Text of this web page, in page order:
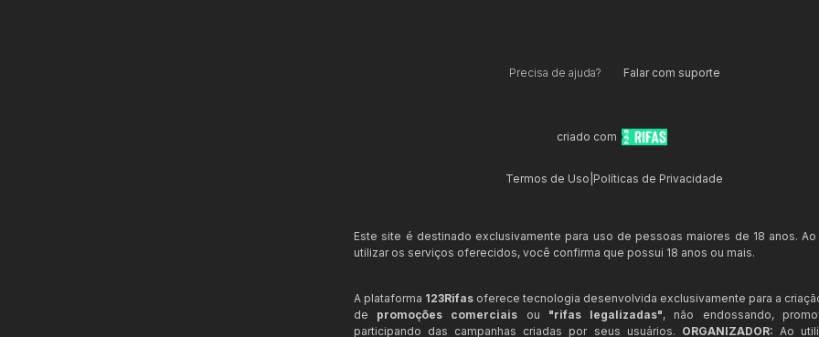
Precisa de ajuda? Falar com suporte
criado com
Termos de Uso Políticas de Privacidade
Este site é destinado exclusivamente para uso de pessoas maiores de 18 anos.
utilizar os serviços oferecidos, você confirma que possui 18 anos ou mais.
A plataforma 123Rifas oferece tecnologia desenvolvida exclusivamente para a
de promoções comerciais ou "rifas legalizadas", não endossando,
participando das campanhas criadas por seus usuários. ORGANIZADOR: Ao